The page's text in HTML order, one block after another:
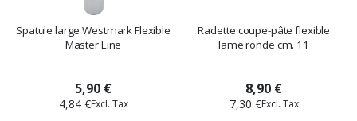
Spatule large Westmark Flexible
Master Line
5,90 €
4,84 €
Raclette coupe-pâte flexible
lame ronde cm. 11
8,90 €
7,30 €